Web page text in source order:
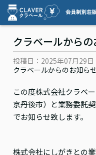
クラベールから
投稿日：2025年07月29日
クラベールからのお知らせ
この度株式会社クラベ
京丹後市）と業務委託
でお知らせ致します。
株式会社にしがきとの